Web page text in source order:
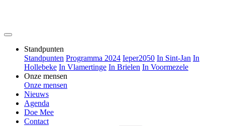
Standpunten
Standpunten Programma 2024 Ieper2050 In Sint-Jan In
Hollebeke In Vlamertinge In Brielen In Voormezele
Onze mensen
Onze mensen
Nieuws
Agenda
Doe Mee
Contact